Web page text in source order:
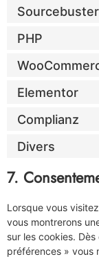
PHP
Elementor
Complianz
Divers
7.
Lorsque vous
vous montrerons
sur les cookies.
préférences » vous